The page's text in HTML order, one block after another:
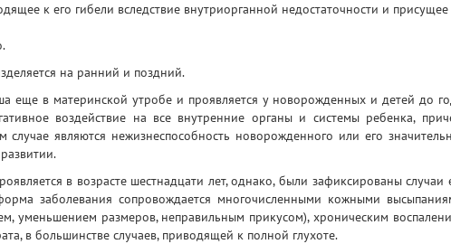
к его гибели вследствие внутриорганной недостаточности и присущее
на ранний и поздний.
еще в материнской утробе и проявляется у новорожденных и детей до
воздействие на все внутренние органы и системы ребенка,
являются нежизнеспособность новорожденного или его
в возрасте шестнадцати лет, однако, были зафиксированы случаи
заболевания сопровождается многочисленными кожными
уменьшением размеров, неправильным прикусом), хроническим
в большинстве случаев, приводящей к полной глухоте.